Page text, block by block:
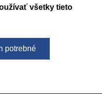
všetky tieto
potrebné